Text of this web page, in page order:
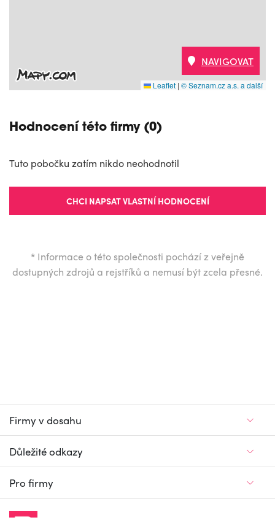
Leaflet | © Seznam.cz a.s. a další
NAVIGOVAT
Hodnocení této firmy (0)
Tuto pobočku zatím nikdo neohodnotil
CHCI NAPSAT VLASTNÍ HODNOCENÍ
* Informace o této společnosti pochází z veřejně
dostupných zdrojů a rejstříků a nemusí být zcela přesné.
Firmy v dosahu
Důležité odkazy
Pro firmy